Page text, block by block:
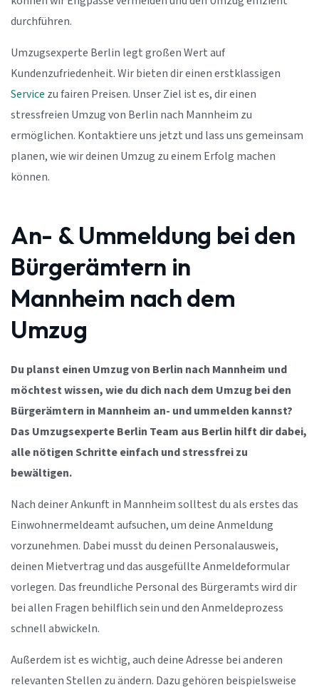
durchführen.
Umzugsexperte Berlin legt großen Wert auf
Kundenzufriedenheit. Wir bieten dir einen erstklassigen
Service zu fairen Preisen. Unser Ziel ist es, dir einen
stressfreien Umzug von Berlin nach Mannheim zu
ermöglichen. Kontaktiere uns jetzt und lass uns gemeinsam
planen, wie wir deinen Umzug zu einem Erfolg machen
können.
An- & Ummeldung bei den
Bürgerämtern in
Mannheim nach dem
Umzug
Du planst einen Umzug von Berlin nach Mannheim und
möchtest wissen, wie du dich nach dem Umzug bei den
Bürgerämtern in Mannheim an- und ummelden kannst?
Das Umzugsexperte Berlin Team aus Berlin hilft dir dabei,
alle nötigen Schritte einfach und stressfrei zu
bewältigen.
Nach deiner Ankunft in Mannheim solltest du als erstes das
Einwohnermeldeamt aufsuchen, um deine Anmeldung
vorzunehmen. Dabei musst du deinen Personalausweis,
deinen Mietvertrag und das ausgefüllte Anmeldeformular
vorlegen. Das freundliche Personal des Bürgeramts wird dir
bei allen Fragen behilflich sein und den Anmeldeprozess
schnell abwickeln.
Außerdem ist es wichtig, auch deine Adresse bei anderen
relevanten Stellen zu ändern. Dazu gehören beispielsweise